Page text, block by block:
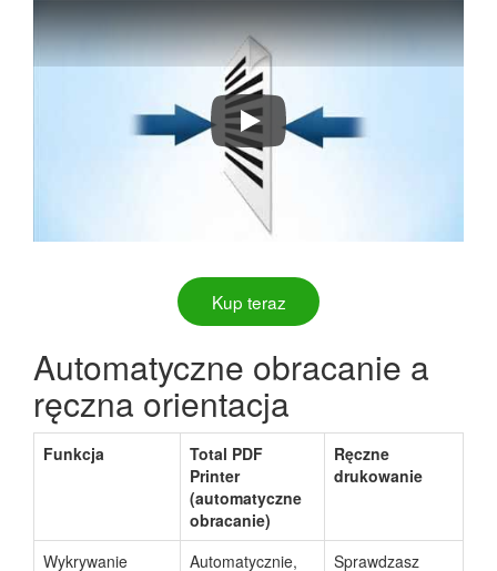
How to Batch Print PDF Files with
Kup teraz
Automatyczne obracanie a
ręczna orientacja
Funkcja
Total PDF
Printer
(automatyczne
obracanie)
Ręczne
drukowanie
Wykrywanie Automatycznie, Sprawdzasz